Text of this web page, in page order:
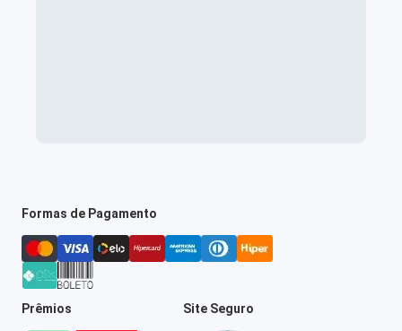
Formas de Pagamento
Prêmios Site Seguro